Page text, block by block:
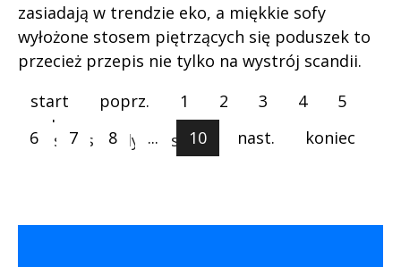
zasiadają w trendzie eko, a miękkie sofy
wyłożone stosem piętrzących się poduszek to
przecież przepis nie tylko na wystrój scandii.
Etykiety
styl skandynawski
start poprz. 1 2 3 4
5
6
7 8 ... 10 nast. koniec